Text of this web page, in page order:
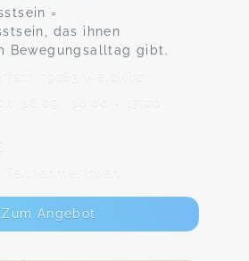
=
das ihnen
Bewegungsalltag gibt.
79183 Waldkirch
16.09., 16:00 - 17:00
TeilnehmerInnen
Zum Angebot